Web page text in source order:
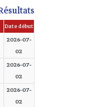
Date début
2026-07-
02
2026-07-
02
2026-07-
02